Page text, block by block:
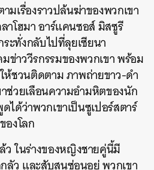
มเรื่องราวปล้นฆ่าของพวกเขา
าโฮมา อาร์แคนซอส์ มิสซูรี
ระทั่งกลับไปที่ลุยเซียนา
าววีรกรรมของพวกเขา พร้อม
ห้ชวนติดตาม ภาพถ่ายขาว-ดำ
ช่วยเลือนความอำมหิตของนัก
ด้ว่าพวกเขาเป็นซูเปอร์สตาร์
องโลก
ว ในร่างของหญิงชายคู่นี้มี
ว และสับสนซ่อนอยู่ พวกเขา